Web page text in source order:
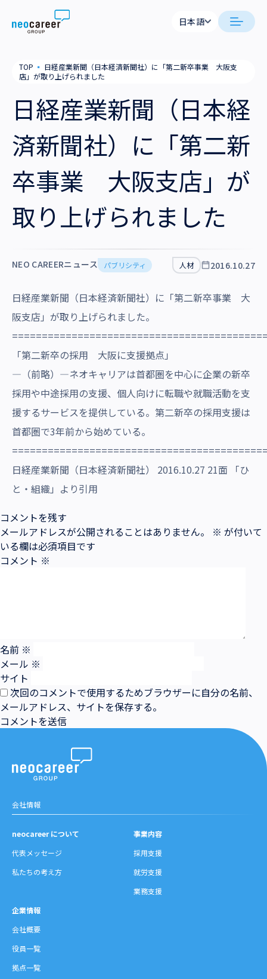
Skip to content
neocareer について
私たちの考え方
就労支援
業務支援
会社概要
役員一覧
拠点一覧
サステナビリティ
採用情報
日本語
TOP ▪ 日経産業新聞（日本経済新聞社）に「第二新卒事業 大阪支
店」が取り上げられました
日経産業新聞（日本経
済新聞社）に「第二新
卒事業 大阪支店」が
取り上げられました
NEO CAREERニュース パブリシティ 人材 2016.10.27
日経産業新聞（日本経済新聞社）に「第二新卒事業 大
阪支店」が取り上げられました。
「第二新卒の採用 大阪に支援拠点」
―（前略）―ネオキャリアは首都圏を中心に企業の新卒
採用や中途採用の支援、個人向けに転職や就職活動を支
援するサービスを提供している。第二新卒の採用支援は
首都圏で3年前から始めている。
日経産業新聞（日本経済新聞社） 2016.10.27 21面 「ひ
と・組織」より引用
コメントを残す
メールアドレスが公開されることはありません。
※ が付いて
いる欄は必須項目です
コメント ※
名前 ※
メール ※
サイト
次回のコメントで使用するためブラウザーに自分の名前、
メールアドレス、サイトを保存する。
会社情報
neocareer について
代表メッセージ
私たちの考え方
事業内容
採用支援
就労支援
業務支援
企業情報
会社概要
役員一覧
拠点一覧